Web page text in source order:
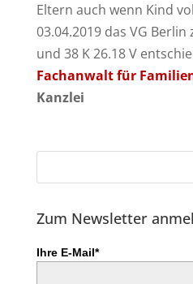
Eltern auch wenn Kind
03.04.2019 das VG Berlin
und 38 K 26.18 V
Fachanwalt für
Kanzlei
Zum Newsletter
Ihre E-Mail*